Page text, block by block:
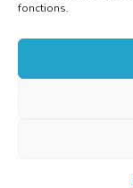
fonctions.